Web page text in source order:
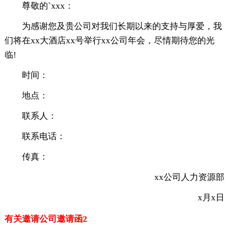
尊敬的`xxx：
为感谢您及贵公司对我们长期以来的支持与厚爱，我
们将在xx大酒店xx号举行xx公司年会，尽情期待您的光
临!
时间：
地点：
联系人：
联系电话：
传真：
xx公司人力资源部
x月x日
有关邀请公司邀请函2